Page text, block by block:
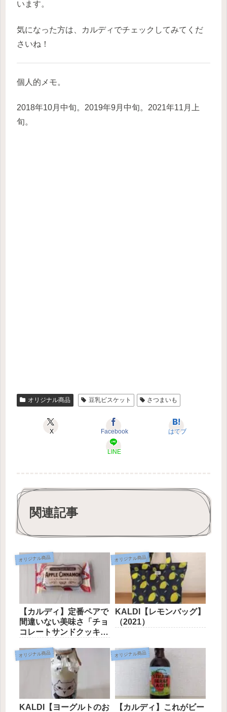
います。
気になった方は、カルディでチェックしてみてくだ
さいね！
個人的メモ。
2018年10月中旬。2019年9月中旬。2021年11月上
旬。
オリジナル商品 豆乳ビスケット さつまいも
X Facebook はてブ
LINE
関連記事
オリジナル商品
【カルディ】定番ペアで
間違いない美味さ「チョ
コレートサンドクッキ
オリジナル商品
KALDI【レモンバッグ】
（2021）
オリジナル商品
KALDI【ヨーグルトのお
オリジナル商品
【カルディ】これがビー